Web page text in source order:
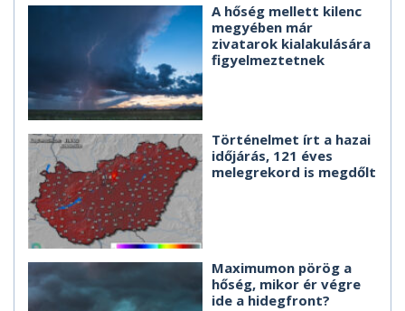
A hőség mellett kilenc
megyében már
zivatarok kialakulására
figyelmeztetnek
Történelmet írt a hazai
időjárás, 121 éves
melegrekord is megdőlt
Maximumon pörög a
hőség, mikor ér végre
ide a hidegfront?